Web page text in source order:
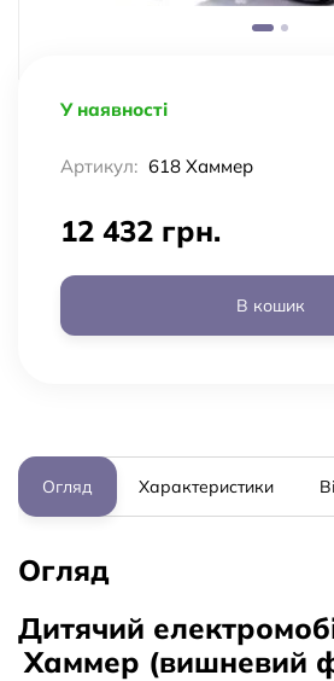
У наявності
Артикул: 618 Хаммер
12 432 грн.
В кошик
Огляд Характеристики
Огляд
Дитячий
Хаммер (вишневий